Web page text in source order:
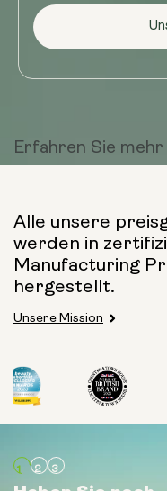
Erfahren Sie mehr
Alle unsere
werden in
Manufacturing
hergestellt.
Unsere Mission